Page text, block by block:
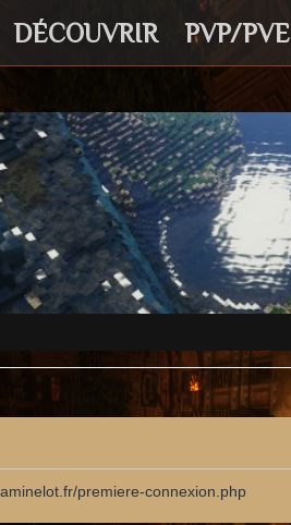
DÉCOUVRIR PVP/PVE
premiere-connexion.php